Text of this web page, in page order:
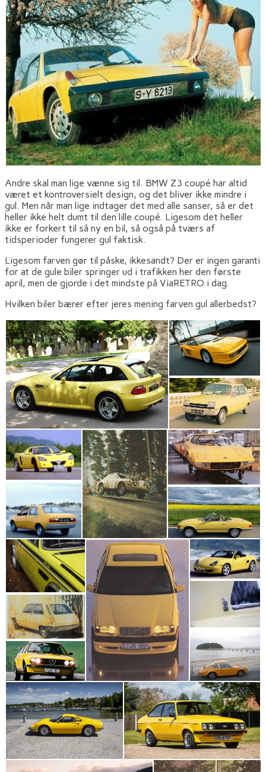
Andre skal man lige vænne sig til. BMW Z3 coupé har altid
været et kontroversielt design, og det bliver ikke mindre i
gul. Men når man lige indtager det med alle sanser, så er det
heller ikke helt dumt til den lille coupé. Ligesom det heller
ikke er forkert til så ny en bil, så også på tværs af
tidsperioder fungerer gul faktisk.
Ligesom farven gør til påske, ikkesandt? Der er ingen garanti
for at de gule biler springer ud i trafikken her den første
april, men de gjorde i det mindste på ViaRETRO i dag.
Hvilken biler bærer efter jeres mening farven gul allerbedst?